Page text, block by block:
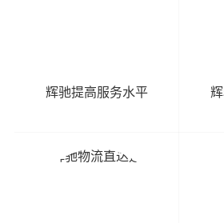
辉驰提高服务水平